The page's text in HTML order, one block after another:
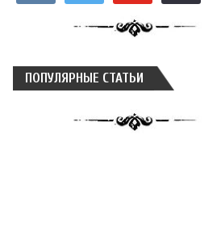
ПОПУЛЯРНЫЕ СТАТЬИ